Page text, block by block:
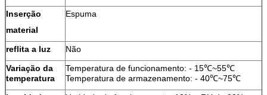
Inserção
material
Espuma
reflita a luz
Não
Variação da
temperatura
Temperatura de funcionamento: - 15℃~55℃
Temperatura de armazenamento: - 40℃~75℃